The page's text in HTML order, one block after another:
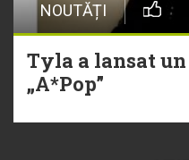
NOUTĂȚI
Tyla a lansat
„A*Pop”